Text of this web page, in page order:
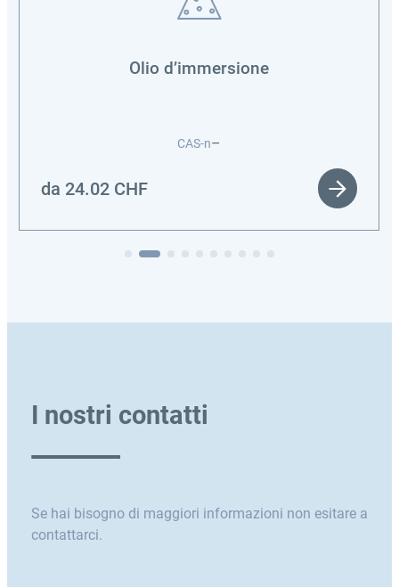
Olio d’immersione
CAS-n–
da 24.02 CHF
I nostri contatti
Se hai bisogno di maggiori informazioni non esitare a
contattarci.